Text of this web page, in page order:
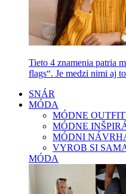
Tieto 4 znamenia patria
flags“. Je medzi nimi aj
SNÁR
MÓDA
MÓDNE
MÓDNE
MÓDNI
VYROB SI
MÓDA